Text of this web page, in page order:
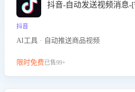
抖音
AI工具 · 自动推送商品视频
限时免费已售99+